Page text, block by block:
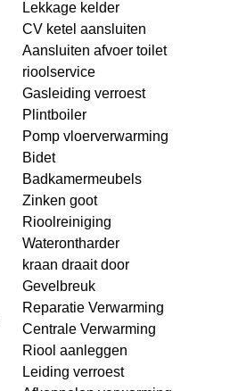
Lekkage kelder
CV ketel aansluiten
Aansluiten afvoer toilet
rioolservice
Gasleiding verroest
Plintboiler
Pomp vloerverwarming
Bidet
Badkamermeubels
Zinken goot
Rioolreiniging
Waterontharder
kraan draait door
Gevelbreuk
Reparatie Verwarming
Centrale Verwarming
Riool aanleggen
Leiding verroest